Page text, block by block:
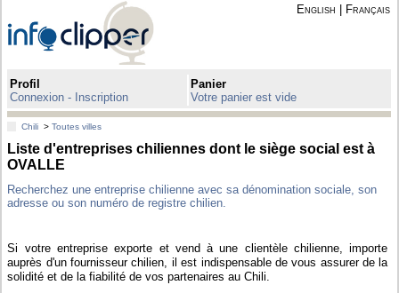
English Français
Profil
Connexion - Inscription
Panier
Votre panier est vide
Chili >Toutes villes
Liste d'entreprises chiliennes dont le siège social est à
OVALLE
Recherchez une entreprise chilienne avec sa dénomination sociale, son
adresse ou son numéro de registre chilien.
Si votre entreprise exporte et vend à une clientèle chilienne, importe
auprès d'un fournisseur chilien, il est indispensable de vous assurer de la
solidité et de la fiabilité de vos partenaires au Chili.